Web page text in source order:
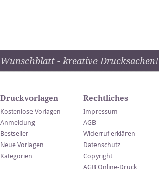
Wunschblatt - kreative Drucksachen!
Druckvorlagen
Kostenlose Vorlagen
Anmeldung
Bestseller
Neue Vorlagen
Kategorien
Rechtliches
Impressum
AGB
Widerruf erklären
Datenschutz
Copyright
AGB Online-Druck